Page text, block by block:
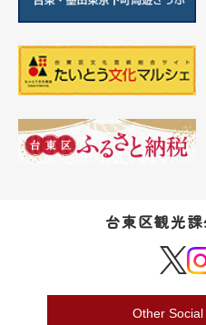
台東区観光
Other